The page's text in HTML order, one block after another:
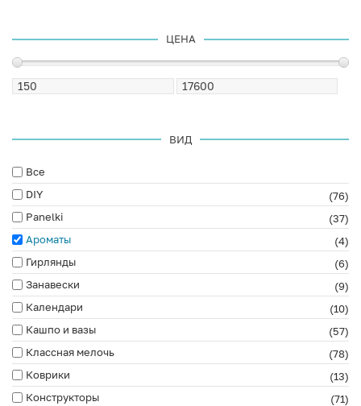
ЦЕНА
ВИД
Все
DIY
(76)
Panelki
(37)
Ароматы
(4)
Гирлянды
(6)
Занавески
(9)
Календари
(10)
Кашпо и вазы
(57)
Классная мелочь
(78)
Коврики
(13)
Конструкторы
(71)